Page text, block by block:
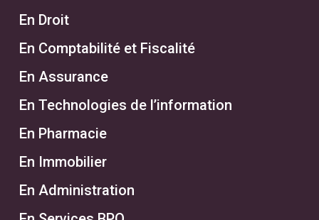
En Droit
En Comptabilité et Fiscalité
En Assurance
En Technologies de l’information
En Pharmacie
En Immobilier
En Administration